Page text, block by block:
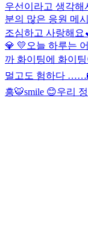
우선이라고 생각해
분의 많은 응원 메
조심하고 사랑해요
💎 💛오늘 하루는
까 화이팅에 화이
멀고도 험하다
흥🐯smile 😊우리